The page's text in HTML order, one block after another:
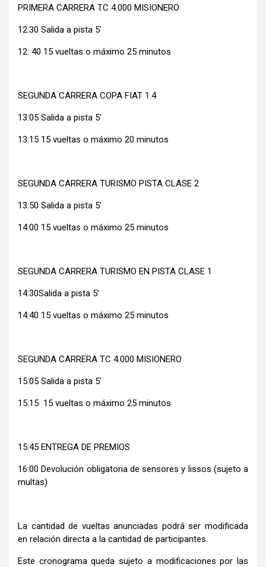
PRIMERA CARRERA TC 4.000 MISIONERO
12:30 Salida a pista 5′
12: 40 15 vueltas o máximo 25 minutos
SEGUNDA CARRERA COPA FIAT 1.4
13:05 Salida a pista 5′
13:15 15 vueltas o máximo 20 minutos
SEGUNDA CARRERA TURISMO PISTA CLASE 2
13:50 Salida a pista 5′
14:00 15 vueltas o máximo 25 minutos
SEGUNDA CARRERA TURISMO EN PISTA CLASE 1
14:30Salida a pista 5′
14:40 15 vueltas o máximo 25 minutos
SEGUNDA CARRERA TC 4.000 MISIONERO
15:05 Salida a pista 5′
15:15 15 vueltas o máximo 25 minutos
15:45 ENTREGA DE PREMIOS
16:00 Devolución obligatoria de sensores y lissos (sujeto a
multas)
La cantidad de vueltas anunciadas podrá ser modificada
en relación directa a la cantidad de participantes.
Este cronograma queda sujeto a modificaciones por las